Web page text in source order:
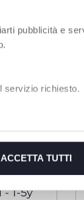
pubblicità e
servizio richiesto.
ACCETTA TUTTI
1-5y